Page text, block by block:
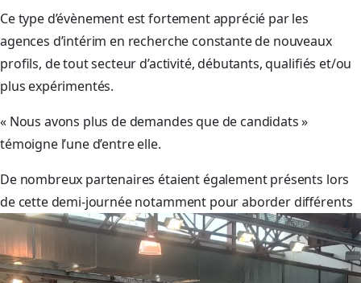
Ce type d’évènement est fortement apprécié par les
agences d’intérim en recherche constante de nouveaux
profils, de tout secteur d’activité, débutants, qualifiés et/ou
plus expérimentés.
« Nous avons plus de demandes que de candidats »
témoigne l’une d’entre elle.
De nombreux partenaires étaient également présents lors
de cette demi-journée notamment pour aborder différents
sujets, tel que la mobilité, le logement, l’insertion et ainsi de
proposer divers services et informations utiles liées à
l’emploi.